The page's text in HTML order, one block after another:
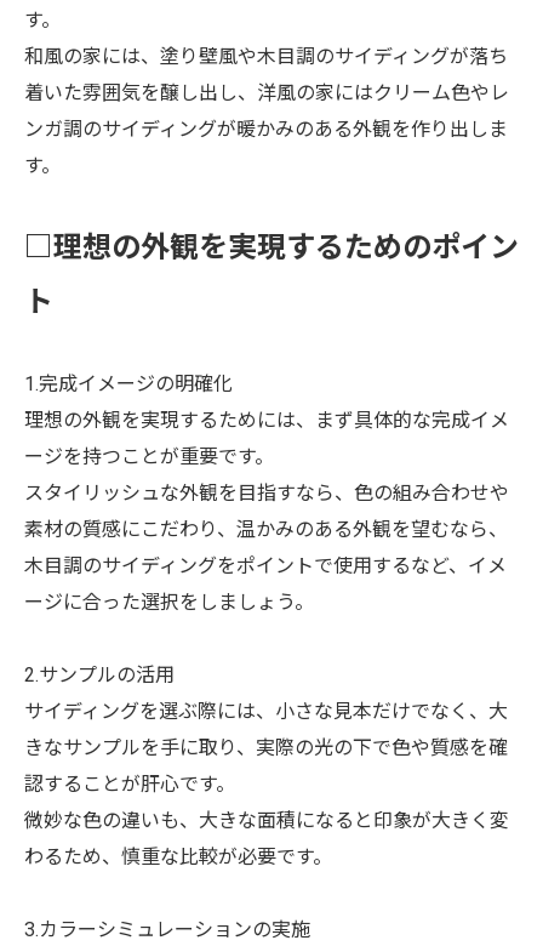
す。
和風の家には、塗り壁風や木目調のサイディングが落ち
着いた雰囲気を醸し出し、洋風の家にはクリーム色やレ
ンガ調のサイディングが暖かみのある外観を作り出しま
す。
□理想の外観を実現するためのポイン
ト
1.完成イメージの明確化
理想の外観を実現するためには、まず具体的な完成イメ
ージを持つことが重要です。
スタイリッシュな外観を目指すなら、色の組み合わせや
素材の質感にこだわり、温かみのある外観を望むなら、
木目調のサイディングをポイントで使用するなど、イメ
ージに合った選択をしましょう。
2.サンプルの活用
サイディングを選ぶ際には、小さな見本だけでなく、大
きなサンプルを手に取り、実際の光の下で色や質感を確
認することが肝心です。
微妙な色の違いも、大きな面積になると印象が大きく変
わるため、慎重な比較が必要です。
3.カラーシミュレーションの実施